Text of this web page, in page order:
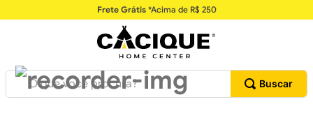
Frete Grátis*Acima de R$ 250
O que você procura?